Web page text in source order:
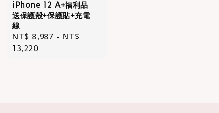
iPhone 12 A+福利品
送保護殼+保護貼+充電
線
Regular
price
NT$ 8,987 - NT$
13,220